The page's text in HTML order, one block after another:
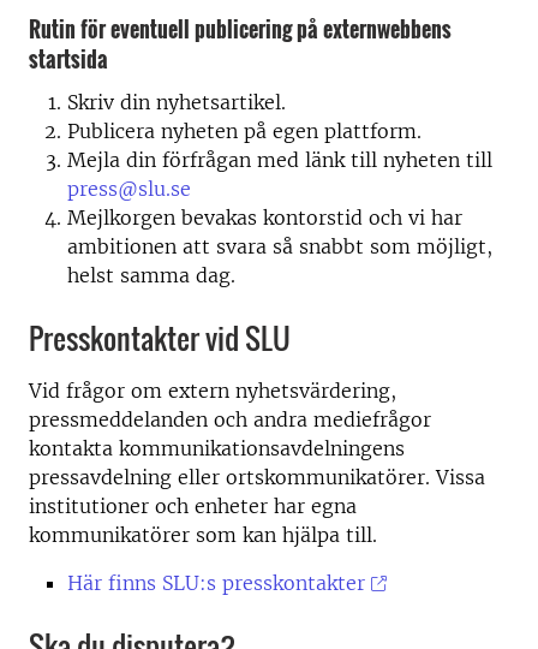
Rutin för eventuell publicering på externwebbens
startsida
Skriv din nyhetsartikel.
Publicera nyheten på egen plattform.
Mejla din förfrågan med länk till nyheten till
press@slu.se
Mejlkorgen bevakas kontorstid och vi har
ambitionen att svara så snabbt som möjligt,
helst samma dag.
Presskontakter vid SLU
Vid frågor om extern nyhetsvärdering,
pressmeddelanden och andra mediefrågor
kontakta kommunikationsavdelningens
pressavdelning eller ortskommunikatörer. Vissa
institutioner och enheter har egna
kommunikatörer som kan hjälpa till.
Här finns SLU:s presskontakter